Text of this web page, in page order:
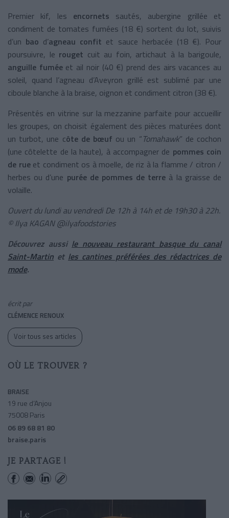
Premier kif, les encornets sautés, aubergine grillée et
condiment de tomates fumées (18 €) sortent du lot, suivis
d’un bao d’agneau confit et sauce herbacée (18 €). Pour
poursuivre, le rouget cuit au foin, artichaut à la barigoule,
anguille fuméeet ail noir (40 €) prend des airs vacances au
soleil, quand l’agneau d’Aveyron grillé est sublimé par une
ciboule blanche à la braise, oignon et condiment citron (38 €).
Présentés en vitrine sur la mezzanine parfaite pour accueillir
les groupes, on choisit également des pièces maturées dont
un turbot, une côte de bœuf ou un “Tomahawk” de cochon
(une côtelette de la haute), à accompagner de pommes coin
de rue et condiment os à moelle, de riz à la flamme / citron /
herbes ou d’une purée de pommes de terre à la graisse de
volaille.
Ouvert du lundi au vendredi De 12h à 14h et de 19h30 à 22h.
© Ilya KAGAN @ilyafoodstories
Découvrez aussi le nouveau restaurant basque du canal
Saint-Martin et les cantines préférées des rédactrices de
mode.
écrit par
CLÉMENCE RENOUX
Voir tous ses articles
OÙ LE TROUVER ?
BRAISE
19 rue d’Anjou
75008 Paris
06 89 68 81 80
braise.paris
JE PARTAGE !